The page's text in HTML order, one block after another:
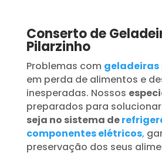
Conserto de
Pilarzinho
Problemas com geladeiras
em perda de alimentos e
inesperadas. Nossos
preparados para
seja no sistema de
componentes elétricos,
preservação dos seus